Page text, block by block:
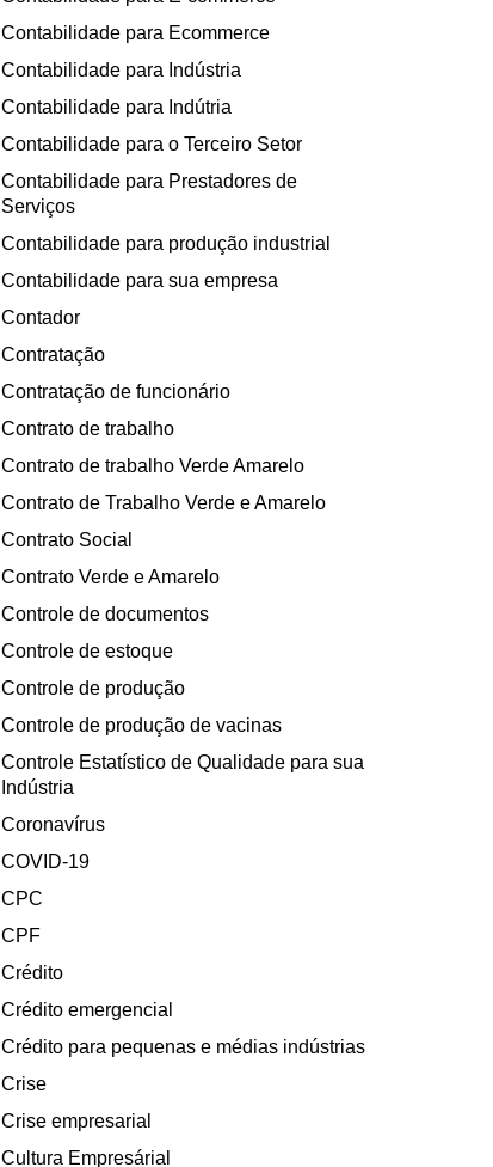
Contabilidade para Ecommerce
Contabilidade para Indústria
Contabilidade para Indútria
Contabilidade para o Terceiro Setor
Contabilidade para Prestadores de
Serviços
Contabilidade para produção industrial
Contabilidade para sua empresa
Contador
Contratação
Contratação de funcionário
Contrato de trabalho
Contrato de trabalho Verde Amarelo
Contrato de Trabalho Verde e Amarelo
Contrato Social
Contrato Verde e Amarelo
Controle de documentos
Controle de estoque
Controle de produção
Controle de produção de vacinas
Controle Estatístico de Qualidade para sua
Indústria
Coronavírus
COVID-19
CPC
CPF
Crédito
Crédito emergencial
Crédito para pequenas e médias indústrias
Crise
Crise empresarial
Cultura Empresárial